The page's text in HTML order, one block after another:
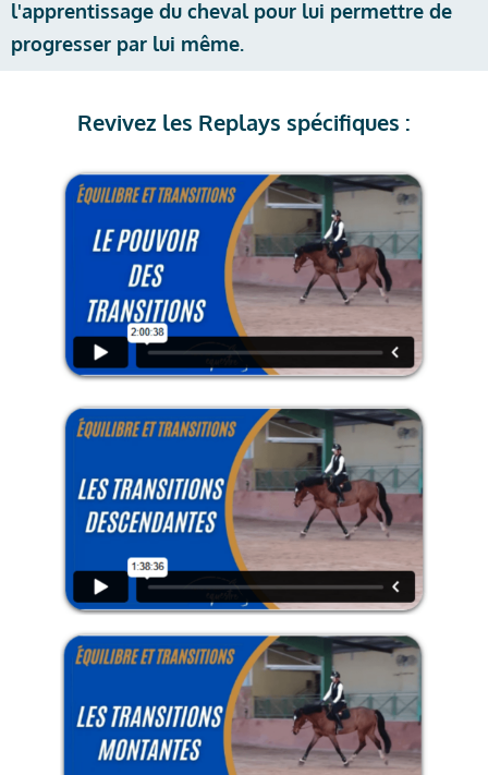
l'apprentissage du cheval pour lui permettre de
progresser par lui même.
Revivez les Replays spécifiques :